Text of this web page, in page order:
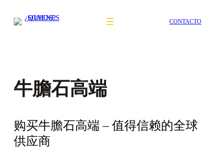
CONTACTO
牛膽石高端
购买牛膽石高端 – 值得信赖的全球
供应商